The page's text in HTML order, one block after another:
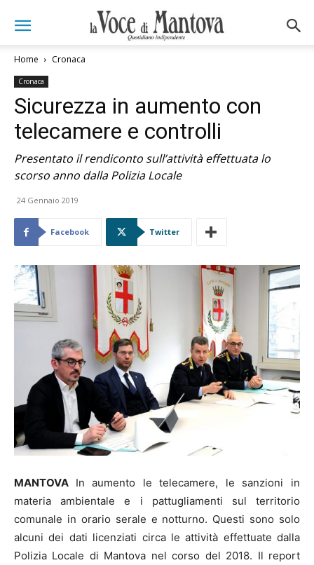
Home Cronaca
Cronaca
Sicurezza in aumento con
telecamere e controlli
Presentato il rendiconto sull’attività effettuata lo
scorso anno dalla Polizia Locale
24 Gennaio 2019
Facebook Twitter
MANTOVA In aumento le telecamere, le sanzioni in
materia ambientale e i pattugliamenti sul territorio
comunale in orario serale e notturno. Questi sono solo
alcuni dei dati licenziati circa le attività effettuate dalla
Polizia Locale di Mantova nel corso del 2018. Il report